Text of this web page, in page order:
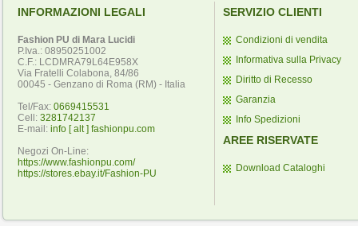
INFORMAZIONI LEGALI
Fashion PU di Mara Lucidi
P.Iva.: 08950251002
C.F.: LCDMRA79L64E958X
Via Fratelli Colabona, 84/86
00045 - Genzano di Roma (RM) - Italia
Tel/Fax: 0669415531
Cell: 3281742137
E-mail: info [ alt ] fashionpu.com
Negozi On-Line:
https://www.fashionpu.com/
https://stores.ebay.it/Fashion-PU
SERVIZIO CLIENTI
Condizioni di vendita
Informativa sulla Privacy
Diritto di Recesso
Garanzia
Info Spedizioni
AREE RISERVATE
Download Cataloghi